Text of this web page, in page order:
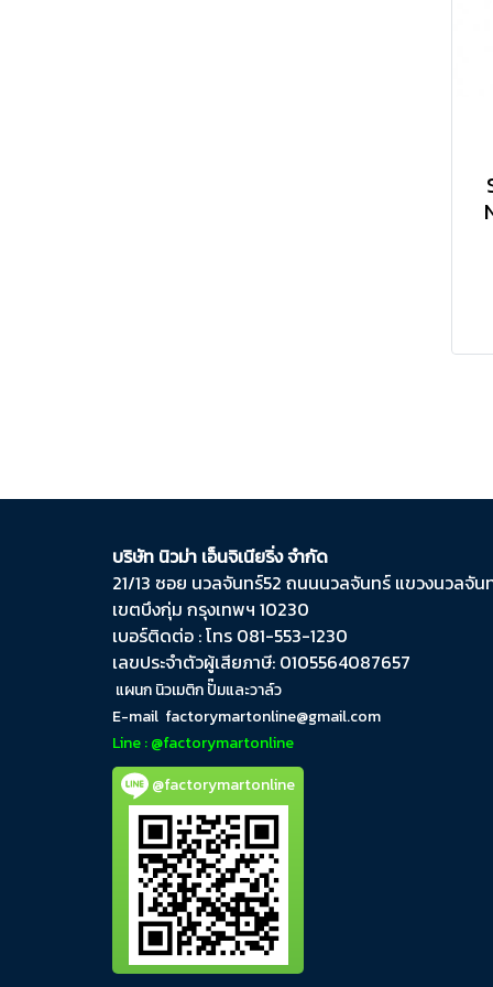
บริษัท นิวม่า เอ็นจิเนียริ่ง จำกัด
21/13 ซอย นวลจันทร์​52 ถนน​นวลจันทร์​ แขวง​นวลจัน
เขต​บึงกุ่ม​ กรุงเทพฯ​ 10230
เบอร์ติดต่อ : โทร 081-553-1230
เลขประจำตัวผู้เสียภาษี: 0105564087657
แผนก นิวเมติก ปั๊มและวาล์ว
E-mail factorymartonline@gmail.com
Line : @factorymartonline
@factorymartonline